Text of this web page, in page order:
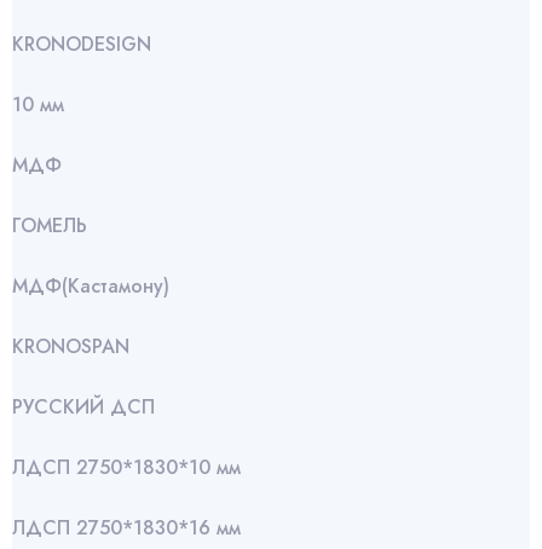
KRONODESIGN
10 мм
МДФ
ГОМЕЛЬ
МДФ(Кастамону)
KRONOSPAN
РУССКИЙ ДСП
ЛДСП 2750*1830*10 мм
ЛДСП 2750*1830*16 мм